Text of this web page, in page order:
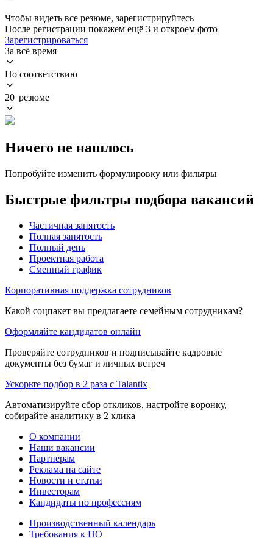
Чтобы видеть все резюме, зарегистрируйтесь
После регистрации покажем ещё 3 и откроем фото
Зарегистрироваться
За всё время
По соответствию
20 резюме
Ничего не нашлось
Попробуйте изменить формулировку или фильтры
Быстрые фильтры подбора вакансий
Частичная занятость
Полная занятость
Полный день
Проектная работа
Сменный график
Корпоративная поддержка сотрудников
Какой соцпакет вы предлагаете семейным сотрудникам?
Оформляйте кандидатов онлайн
Проверяйте сотрудников и подписывайте кадровые
документы без бумаг и личных встреч
Ускорьте подбор в 2 раза с Talantix
Автоматизируйте сбор откликов, настройте воронку,
собирайте аналитику в 2 клика
О компании
Наши вакансии
Партнерам
Реклама на сайте
Новости и статьи
Инвесторам
Кандидаты по профессиям
Производственный календарь
Требования к ПО